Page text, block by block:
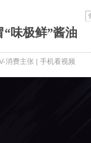
味极鲜”酱油
消费主张 | 手机看视频